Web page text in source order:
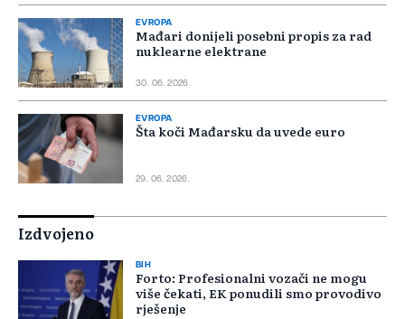
EVROPA
Mađari donijeli posebni propis za rad
nuklearne elektrane
30. 06. 2026.
EVROPA
Šta koči Mađarsku da uvede euro
29. 06. 2026.
Izdvojeno
BIH
Forto: Profesionalni vozači ne mogu
više čekati, EK ponudili smo provodivo
rješenje